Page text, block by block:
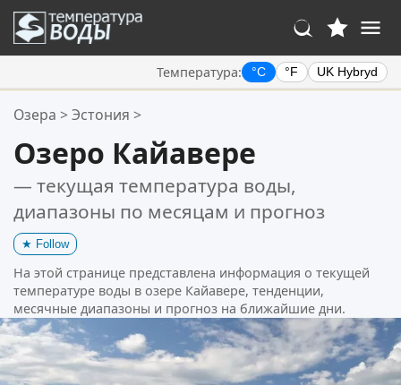
Температура: °C °F UK Hybryd
Ваше избранное:
Озера >Эстония >
Озеро Кайавере
— текущая температура воды,
диапазоны по месяцам и прогноз
★ Follow
На этой странице представлена информация о текущей
температуре воды в озере Кайавере, тенденции,
месячные диапазоны и прогноз на ближайшие дни.